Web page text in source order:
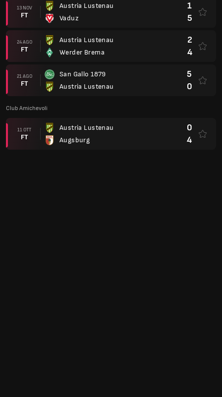
13 NOV
FT
Austria Lustenau
Vaduz
1
5
24 AGO
FT
Austria Lustenau
Werder Brema
2
4
21 AGO
FT
San Gallo 1879
Austria Lustenau
5
0
Club Amichevoli
11 OTT
FT
Austria Lustenau
Augsburg
0
4